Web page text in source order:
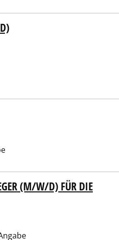
(M/W/D) FÜR DIE